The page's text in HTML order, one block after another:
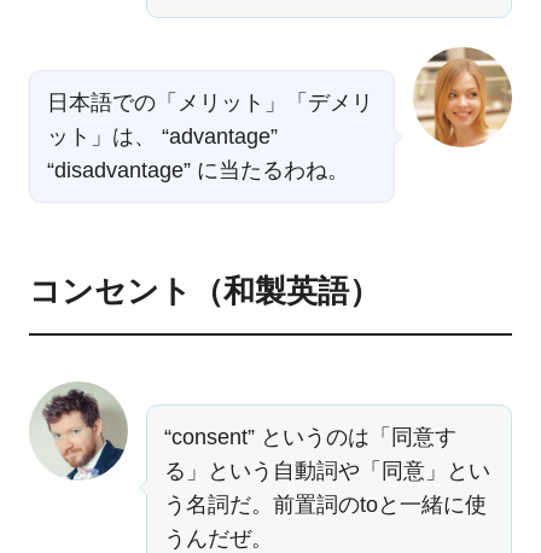
日本語での「メリット」「デメリ
ット」は、 “advantage”
“disadvantage” に当たるわね。
コンセント（和製英語）
“consent” というのは「同意す
る」という自動詞や「同意」とい
う名詞だ。前置詞のtoと一緒に使
うんだぜ。